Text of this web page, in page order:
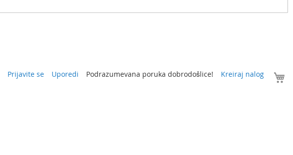
Prijavite se Uporedi Podrazumevana poruka dobrodošlice! Kreiraj nalog